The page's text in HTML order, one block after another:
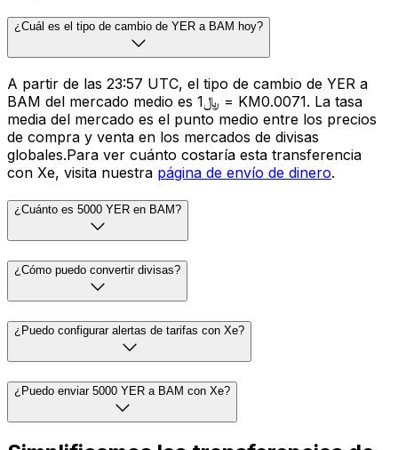
¿Cuál es el tipo de cambio de YER a BAM hoy?
A partir de las 23:57 UTC, el tipo de cambio de YER a
BAM del mercado medio es ﷼1 = KM0.0071. La tasa
media del mercado es el punto medio entre los precios
de compra y venta en los mercados de divisas
globales.Para ver cuánto costaría esta transferencia
con Xe, visita nuestra página de envío de dinero.
¿Cuánto es 5000 YER en BAM?
¿Cómo puedo convertir divisas?
¿Puedo configurar alertas de tarifas con Xe?
¿Puedo enviar 5000 YER a BAM con Xe?